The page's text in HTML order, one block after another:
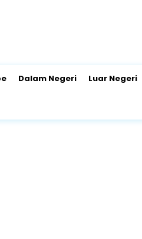
Dalam Negeri Luar Negeri